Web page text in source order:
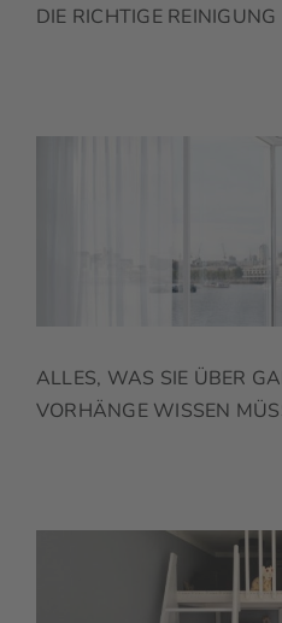
DIE RICHTIGE
ALLES, WAS SIE ÜBER
VORHÄNGE WISSEN